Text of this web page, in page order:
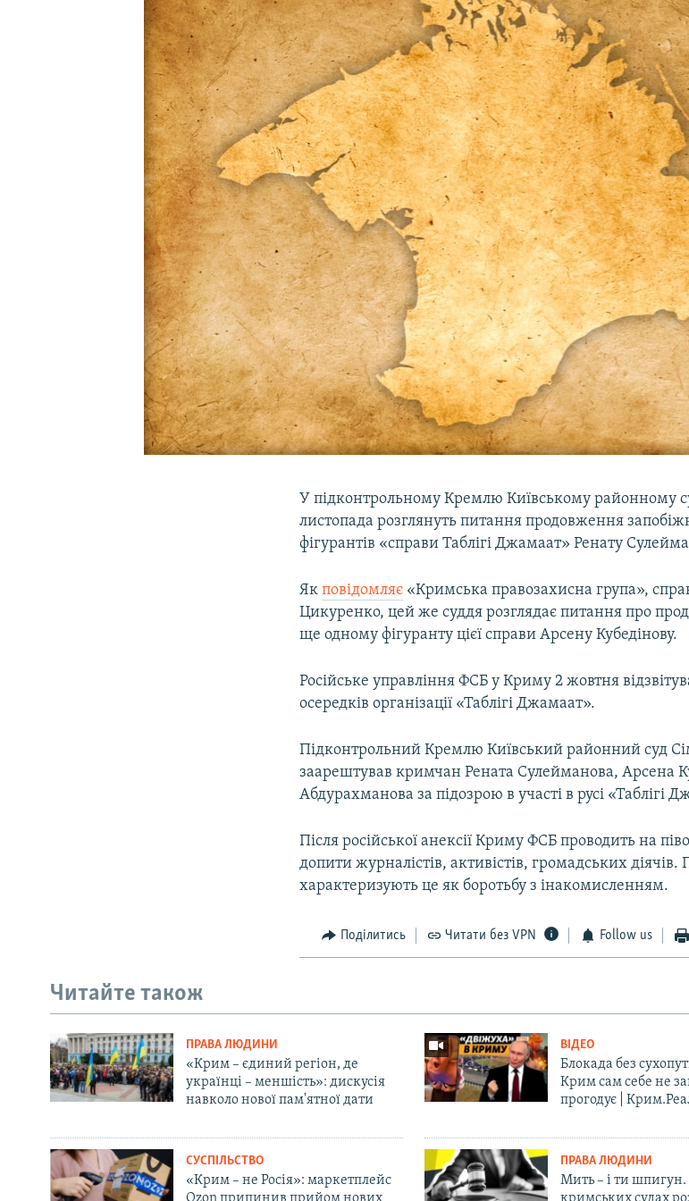
УКРАЇНСЬКА ПРОБЛЕМА КРИМУ
У підконтрольному Кремлю Київському районному
листопада розглянуть питання продовження
фігурантів «справи Таблігі Джамаат» Ренату
Якповідомляє «Кримська правозахисна група»,
Цикуренко, цей же суддя розглядає питання про
ще одному фігуранту цієї справи Арсену Кубедінову.
Російське управління ФСБ у Криму 2 жовтня
осередків організації «Таблігі Джамаат».
Підконтрольний Кремлю Київський районний суд
заарештував кримчан Рената Сулейманова, Арсена
Абдурахманова за підозрою в участі в русі «Таблігі
Після російської анексії Криму ФСБ проводить на
допити журналістів, активістів, громадських
характеризують це як боротьбу з інакомисленням.
Поділитись Читати без VPN Follow us
Читайте також
ПРАВА ЛЮДИНИ
«Крим – єдиний регіон, де
українці – меншість»: дискусія
навколо нової пам'ятної дати
ВІДЕО
Блокада без
Крим сам себе не
прогодує |
СУСПІЛЬСТВО
«Крим – не Росія»: маркетплейс
Ozon припинив прийом нових
ПРАВА ЛЮДИНИ
Мить – і ти шпигун.
кримських судах